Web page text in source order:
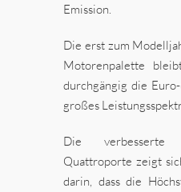
Emission.
Die erst zum
Motorenpalette
durchgängig die
großes
Die verbesserte
Quattroporte zeigt
darin, dass die